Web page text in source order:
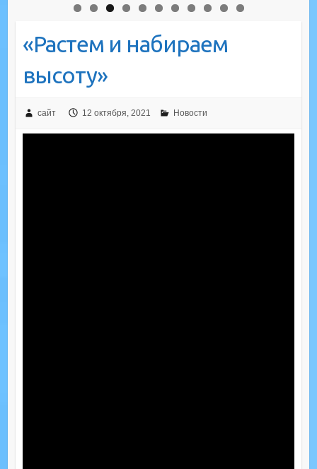
«Растем и набираем
высоту»
сайт 12 октября, 2021 Новости